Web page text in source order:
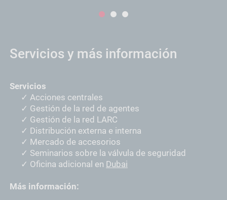
Servicios y más información
Servicios
Acciones centrales
Gestión de la red de agentes
Gestión de la red LARC
Distribución externa e interna
Mercado de accesorios
Seminarios sobre la válvula de seguridad
Oficina adicional en Dubai
Más información: